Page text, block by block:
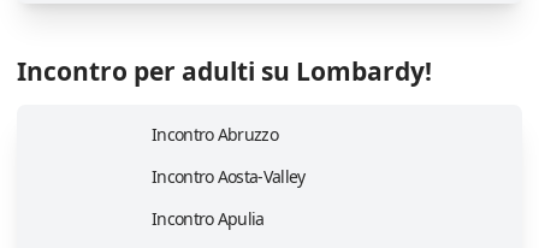
Incontro per adulti su Lombardy!
Incontro Abruzzo
Incontro Aosta-Valley
Incontro Apulia